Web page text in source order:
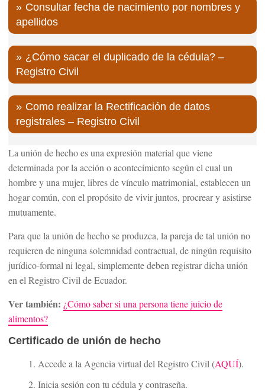
Consultar fecha de nacimiento por nombres y
apellidos
¿Cómo sacar el duplicado de la cédula? –
Registro Civil
Como realizar la Rectificación de datos
registrales – Registro Civil
La unión de hecho es una expresión material que viene
determinada por la acción o acontecimiento según el cual un
hombre y una mujer, libres de vínculo matrimonial, establecen un
hogar común, con el propósito de vivir juntos, procrear y asistirse
mutuamente.
Para que la unión de hecho se produzca, la pareja de tal unión no
requieren de ninguna solemnidad contractual, de ningún requisito
jurídico-formal ni legal, simplemente deben registrar dicha unión
en el Registro Civil de Ecuador.
Ver también: ¿Cómo saber si una persona tiene juicio de
alimentos?
Certificado de unión de hecho
Accede a la Agencia virtual del Registro Civil (AQUÍ).
Inicia sesión con tu cédula y contraseña.